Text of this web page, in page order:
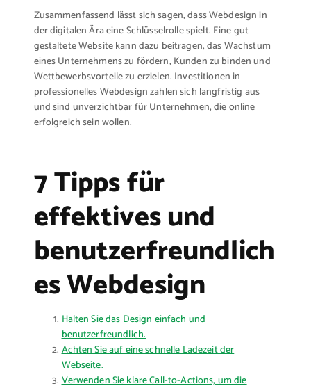
Zusammenfassend lässt sich sagen, dass Webdesign in
der digitalen Ära eine Schlüsselrolle spielt. Eine gut
gestaltete Website kann dazu beitragen, das Wachstum
eines Unternehmens zu fördern, Kunden zu binden und
Wettbewerbsvorteile zu erzielen. Investitionen in
professionelles Webdesign zahlen sich langfristig aus
und sind unverzichtbar für Unternehmen, die online
erfolgreich sein wollen.
7 Tipps für
effektives und
benutzerfreundlich
es Webdesign
Halten Sie das Design einfach und
benutzerfreundlich.
Achten Sie auf eine schnelle Ladezeit der
Webseite.
Verwenden Sie klare Call-to-Actions, um die